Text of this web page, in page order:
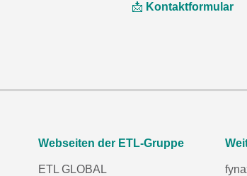
📩 Kontaktformular
Webseiten der ETL-Gruppe
ETL GLOBAL